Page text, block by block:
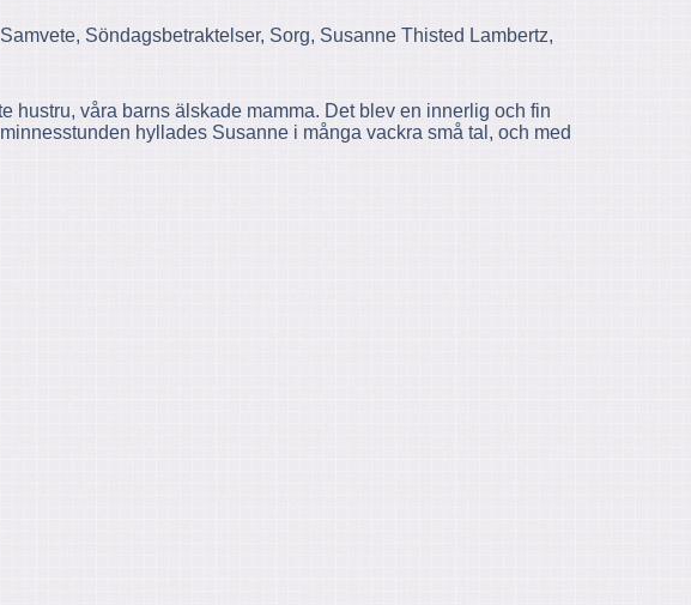
Söndagsbetraktelser, Sorg, Susanne Thisted Lambertz,
hustru, våra barns älskade mamma. Det blev en innerlig och fin
hyllades Susanne i många vackra små tal, och med